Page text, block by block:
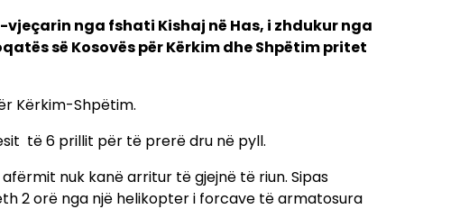
nga fshati Kishaj në Has, i zhdukur nga
së Kosovës për Kërkim dhe Shpëtim pritet
Kërkim-Shpëtim.
të 6 prillit për të prerë dru në pyll.
nuk kanë arritur të gjejnë të riun. Sipas
2 orë nga një helikopter i forcave të armatosura